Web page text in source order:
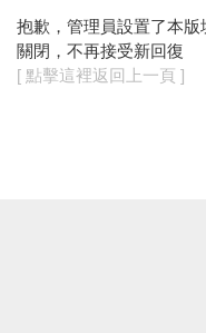
抱歉，管理員設置了本
關閉，不再接受新回復
[ 點擊這裡返回上一頁 ]